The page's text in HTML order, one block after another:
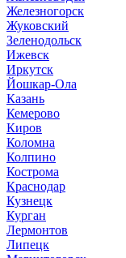
Железногорск
Жуковский
Зеленодольск
Ижевск
Иркутск
Йошкар-Ола
Казань
Кемерово
Киров
Коломна
Колпино
Кострома
Краснодар
Кузнецк
Курган
Лермонтов
Липецк